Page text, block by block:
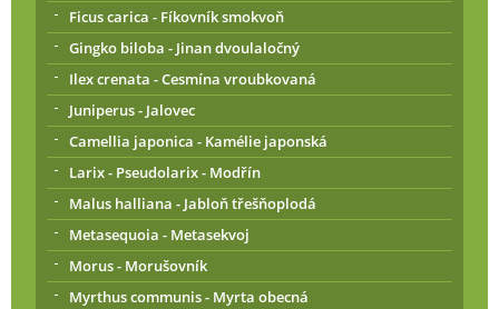
Ficus carica - Fíkovník smokvoň
Gingko biloba - Jinan dvoulaločný
Ilex crenata - Cesmína vroubkovaná
Juniperus - Jalovec
Camellia japonica - Kamélie japonská
Larix - Pseudolarix - Modřín
Malus halliana - Jabloň třešňoplodá
Metasequoia - Metasekvoj
Morus - Morušovník
Myrthus communis - Myrta obecná